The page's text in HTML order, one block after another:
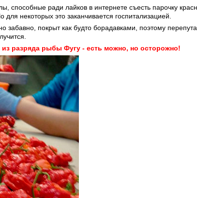
способные ради лайков в интернете съесть парочку
некоторых это заканчивается госпитализацией.
забавно, покрыт как будто борадавками, поэтому
разряда рыбы Фугу - есть можно, но осторожно!